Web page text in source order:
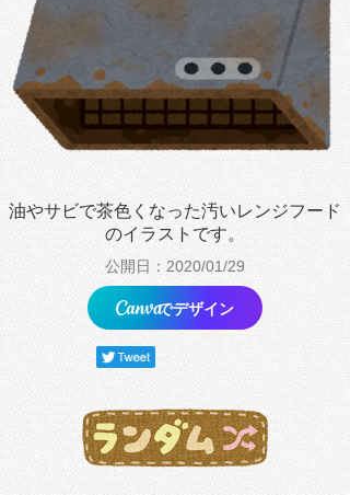
油やサビで茶色くなった汚いレンジフード
のイラストです。
公開日：2020/01/29
でデザイン